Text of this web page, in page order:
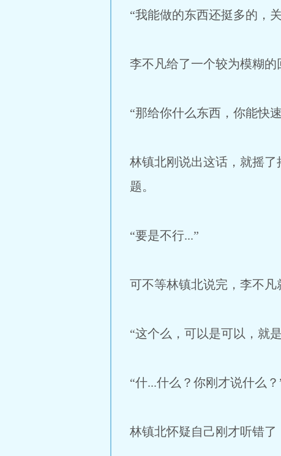
“我能做的东西还挺多的，
李不凡给了一个较为模糊的
“那给你什么东西，你能快
林镇北刚说出这话，就摇
题。
“要是不行...”
可不等林镇北说完，李不凡
“这个么，可以是可以，就
“什...什么？你刚才说什么？
林镇北怀疑自己刚才听错了